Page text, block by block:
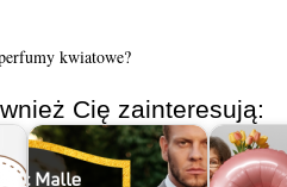
kwiatowe?
Cię zainteresują: